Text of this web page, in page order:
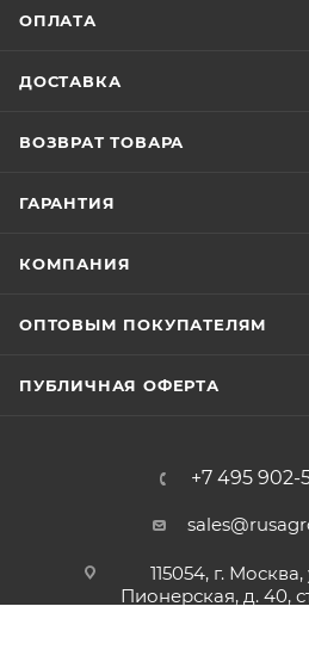
ОПЛАТА
ДОСТАВКА
ВОЗВРАТ ТОВАРА
ГАРАНТИЯ
КОМПАНИЯ
ОПТОВЫМ ПОКУПАТЕЛЯМ
ПУБЛИЧНАЯ ОФЕРТА
+7 495 902-
115054, г.
Пионерская, д. 40,